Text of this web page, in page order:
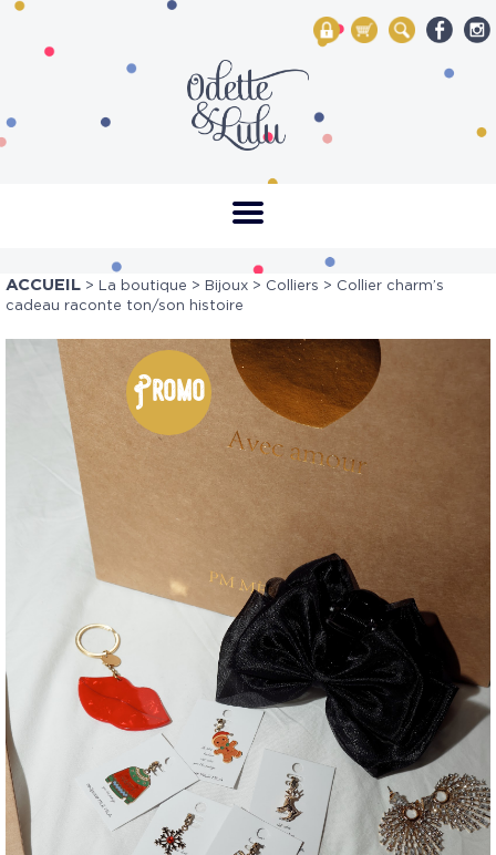
My Account
Mon panier
Rechercher
ACCUEIL > La boutique > Bijoux > Colliers > Collier charm’s
cadeau raconte ton/son histoire
Promo